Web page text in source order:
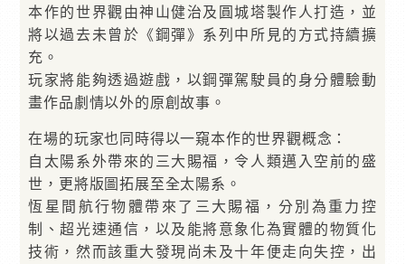
本作的世界觀由神山健治及圓城塔製作人打造，並
將以過去未曾於《鋼彈》系列中所見的方式持續擴
充。
玩家將能夠透過遊戲，以鋼彈駕駛員的身分體驗動
畫作品劇情以外的原創故事。
在場的玩家也同時得以一窺本作的世界觀概念：
自太陽系外帶來的三大賜福，令人類邁入空前的盛
世，更將版圖拓展至全太陽系。
恆星間航行物體帶來了三大賜福，分別為重力控
制、超光速通信，以及能將意象化為實體的物質化
技術，然而該重大發現尚未及十年便走向失控，出